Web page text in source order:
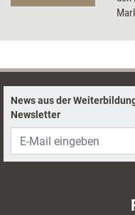
News aus der
Newsletter